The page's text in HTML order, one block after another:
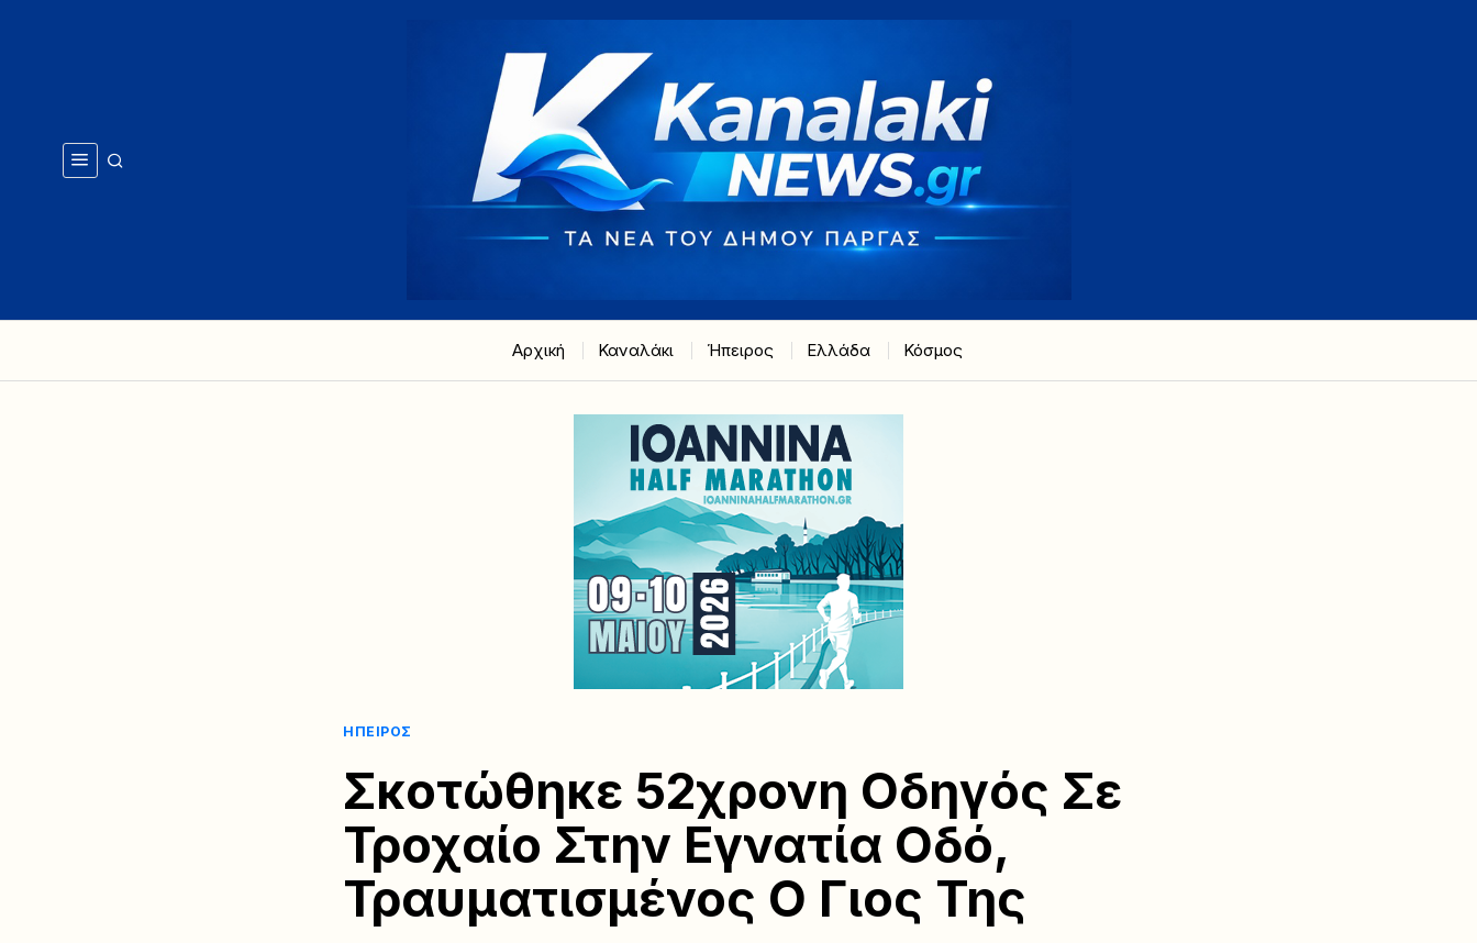
Αρχική Καναλάκι Ήπειρος Ελλάδα Κόσμος
ΉΠΕΙΡΟΣ
Σκοτώθηκε 52χρονη Οδηγός Σε
Τροχαίο Στην Εγνατία Οδό,
Τραυματισμένος Ο Γιος Της